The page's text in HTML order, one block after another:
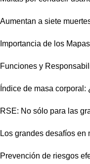
Aumentan a siete
Importancia de los
Funciones y
Índice de masa
RSE: No sólo para las
Los grandes desafíos en
Prevención de riesgos